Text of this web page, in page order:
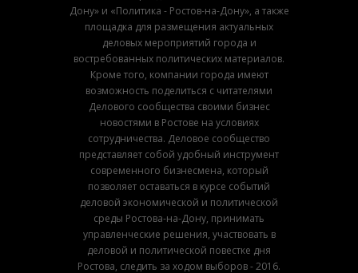
Дону» и «Политика - Ростов-на-Дону», а также
площадка для размещения актуальных
деловых мероприятий города и
востребованных политических материалов.
Кроме того, компании города имеют
возможность поделиться с читателями
Делового сообщества своими бизнес
новостями в Ростове на условиях
сотрудничества. Деловое сообщество
представляет собой удобный инструмент
современного бизнесмена, который
позволяет оставаться в курсе событий
деловой экономической и политической
среды Ростова-на-Дону, принимать
управленческие решения, участвовать в
деловой и политической повестке дня
Ростова, следить за ходом выборов - 2016.